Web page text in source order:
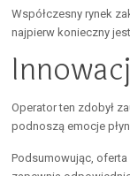
Współczesny rynek
najpierw konieczny jest
Operator ten zdobył
podnoszą emocje
Podsumowując,